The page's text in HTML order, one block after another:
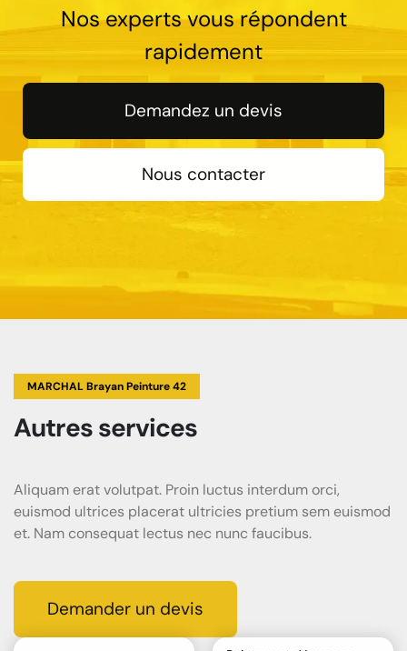
Nos experts vous répondent
rapidement
Demandez un devis
Nous contacter
MARCHAL Brayan Peinture 42
Autres services
Aliquam erat volutpat. Proin luctus interdum orci,
euismod ultrices placerat ultricies pretium sem euismod
et. Nam consequat lectus nec nunc faucibus.
Demander un devis